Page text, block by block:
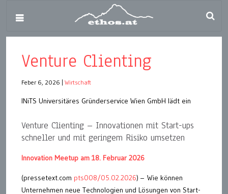
Venture Clienting
Feber 6, 2026 Wirtschaft
INiTS Universitäres Gründerservice Wien GmbH lädt ein
Venture Clienting – Innovationen mit Start-ups
schneller und mit geringem Risiko umsetzen
Innovation Meetup am 18. Februar 2026
(pressetext.com pts008/05.02.2026) – Wie können
Unternehmen neue Technologien und Lösungen von Start-